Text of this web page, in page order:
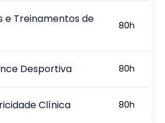
e Treinamentos de
80h
Desportiva 80h
Clínica 80h